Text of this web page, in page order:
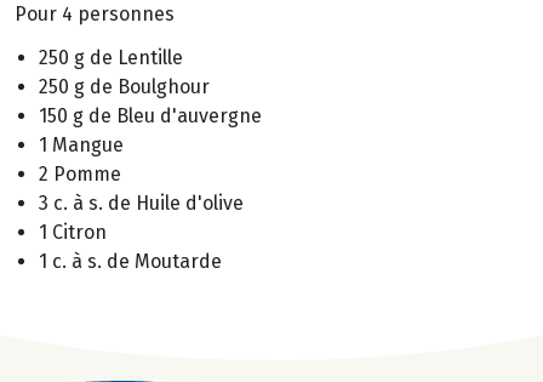
Pour 4 personnes
250 g de Lentille
250 g de Boulghour
150 g de Bleu d'auvergne
1 Mangue
2 Pomme
3 c. à s. de Huile d'olive
1 Citron
1 c. à s. de Moutarde